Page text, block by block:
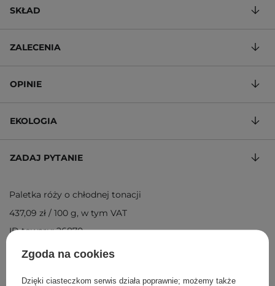
SKŁAD
ZALECENIA
OPINIE
EKOLOGIA
ZADAJ PYTANIE
Paletka róży o chłodnej tonacji
437,09 zł / 100 g, w tym VAT
ID towaru: 26870
Zgoda na cookies
Dzięki ciasteczkom serwis działa poprawnie; możemy także